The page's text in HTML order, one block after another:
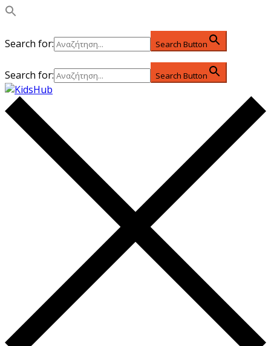
Search for: Search Button
Search for: Search Button